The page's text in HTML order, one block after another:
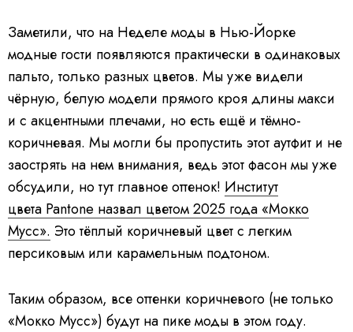
Заметили, что на Неделе моды в Нью-Йорке
модные гости появляются практически в одинаковых
пальто, только разных цветов. Мы уже видели
чёрную, белую модели прямого кроя длины макси
и с акцентными плечами, но есть ещё и тёмно-
коричневая. Мы могли бы пропустить этот аутфит и не
заострять на нем внимания, ведь этот фасон мы уже
обсудили, но тут главное оттенок! Институт
цвета Pantone назвал цветом 2025 года «Мокко
Мусс». Это тёплый коричневый цвет с легким
персиковым или карамельным подтоном.
Таким образом, все оттенки коричневого (не только
«Мокко Мусс») будут на пике моды в этом году.